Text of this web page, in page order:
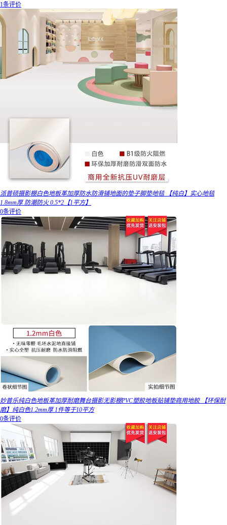
1条评价
派普硕摄影棚白色地板革加厚防水防滑铺地面的垫子脚垫地毯 【纯白】实心地毯
1.8mm厚 防潮防火 0.5*2【1平方】
0条评价
妙普乐纯白色地板革加厚耐磨舞台摄影无影棚PVC塑胶地板贴铺垫商用地胶 【环保耐
磨】纯白色1.2mm厚 1件等于10平方
0条评价